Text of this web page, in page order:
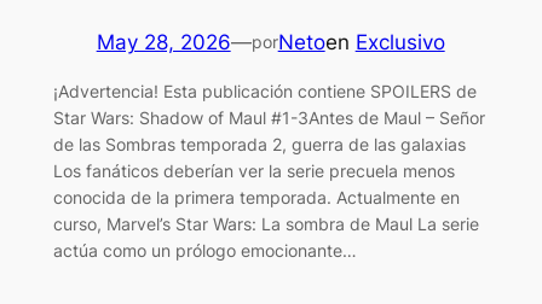
May 28, 2026—porNetoen Exclusivo
¡Advertencia! Esta publicación contiene SPOILERS de
Star Wars: Shadow of Maul #1-3Antes de Maul – Señor
de las Sombras temporada 2, guerra de las galaxias
Los fanáticos deberían ver la serie precuela menos
conocida de la primera temporada. Actualmente en
curso, Marvel’s Star Wars: La sombra de Maul La serie
actúa como un prólogo emocionante…